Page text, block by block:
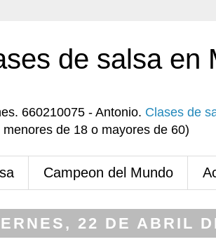
de salsa en
660210075 - Antonio. Clases de
menores de 18 o mayores de 60)
Campeon del Mundo
22 DE ABRIL